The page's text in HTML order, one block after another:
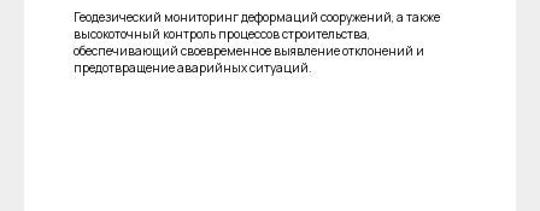
Геодезический мониторинг деформаций сооружений, а также
высокоточный контроль процессов строительства,
обеспечивающий своевременное выявление отклонений и
предотвращение аварийных ситуаций.